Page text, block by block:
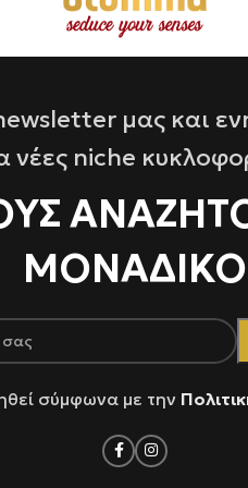
μας και
νέες niche
ΜΟΝΑΔΙΚΟ
σύμφωνα με την